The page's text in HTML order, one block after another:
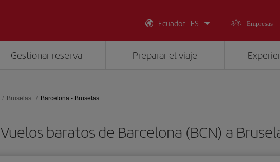
Ecuador - ES
Empresas
Gestionar reserva Preparar el viaje
Bruselas Barcelona - Bruselas
Vuelos baratos de Barcelona (BCN) a